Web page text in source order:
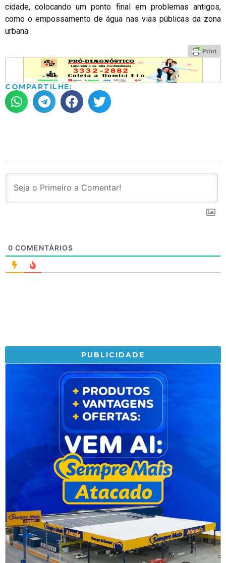
cidade, colocando um ponto final em problemas antigos,
como o empossamento de água nas vias públicas da zona
urbana.
COMPARTILHE:
0 COMENTÁRIOS
PUBLICIDADE